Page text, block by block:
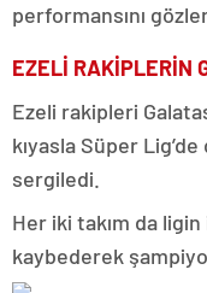
performansını
EZELİ RAKİPLERİN
Ezeli rakipleri
kıyasla Süper
sergiledi.
Her iki takım da ligin
kaybederek